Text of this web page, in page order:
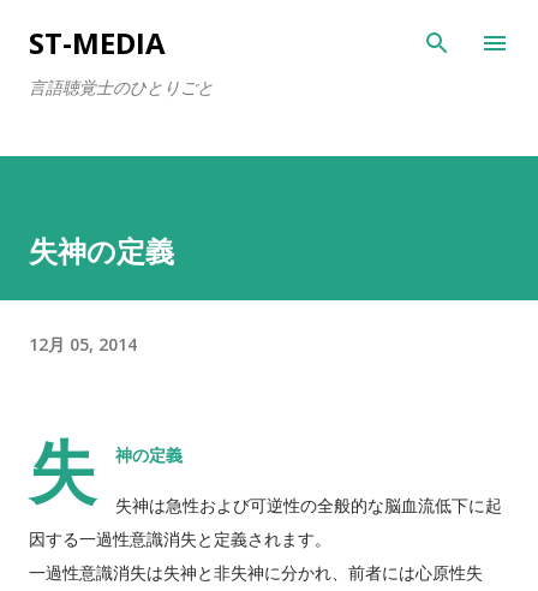
スキップしてメイン コンテンツに移動
ST-MEDIA
言語聴覚士のひとりごと
失神の定義
12月 05, 2014
失 神の定義
失神は急性および可逆性の全般的な脳血流低下に起
因する一過性意識消失と定義されます。
一過性意識消失は失神と非失神に分かれ、前者には心原性失